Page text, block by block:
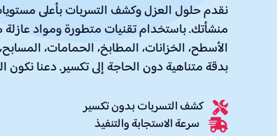
نقدم حلول العزل وكشف التسربات بأعلى
منشأتك. باستخدام تقنيات متطورة ومواد
الأسطح، الخزانات، المطابخ، الحمامات،
بدقة متناهية دون الحاجة إلى تكسير. دعنا نكون
كشف التسربات بدون تكسير
سرعة الاستجابة والتنفيذ